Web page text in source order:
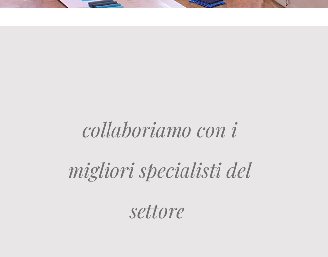
collaboriamo con i
migliori specialisti del
settore